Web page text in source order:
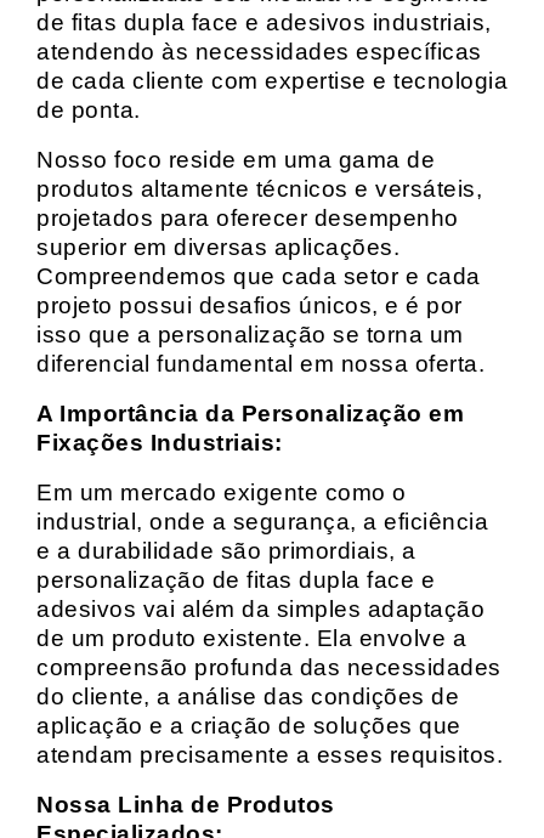
de fitas dupla face e adesivos industriais,
atendendo às necessidades específicas
de cada cliente com expertise e tecnologia
de ponta.
Nosso foco reside em uma gama de
produtos altamente técnicos e versáteis,
projetados para oferecer desempenho
superior em diversas aplicações.
Compreendemos que cada setor e cada
projeto possui desafios únicos, e é por
isso que a personalização se torna um
diferencial fundamental em nossa oferta.
A Importância da Personalização em
Fixações Industriais:
Em um mercado exigente como o
industrial, onde a segurança, a eficiência
e a durabilidade são primordiais, a
personalização de fitas dupla face e
adesivos vai além da simples adaptação
de um produto existente. Ela envolve a
compreensão profunda das necessidades
do cliente, a análise das condições de
aplicação e a criação de soluções que
atendam precisamente a esses requisitos.
Nossa Linha de Produtos